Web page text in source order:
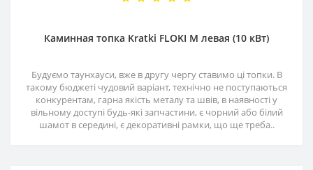
Каминная топка Kratki FLOKI M левая (10 кВт)
Будуємо таунхауси, вже в другу чергу ставимо ці топки. В
такому бюджеті чудовий варіант, технічно не поступаються
конкурентам, гарна якість металу та швів, в наявності у
вільному доступі будь-які запчастини, є чорний або білий
шамот в середині, є декоративні рамки, що ще треба..